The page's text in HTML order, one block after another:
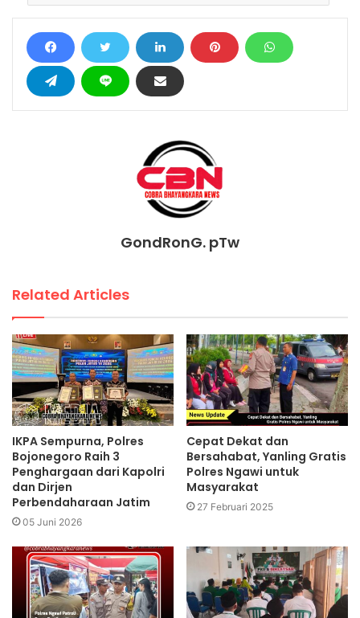
GondRonG. pTw
Related Articles
IKPA Sempurna, Polres
Bojonegoro Raih 3
Penghargaan dari Kapolri
dan Dirjen
Perbendaharaan Jatim
05 Juni 2026
Cepat Dekat dan
Bersahabat, Yanling Gratis
Polres Ngawi untuk
Masyarakat
27 Februari 2025